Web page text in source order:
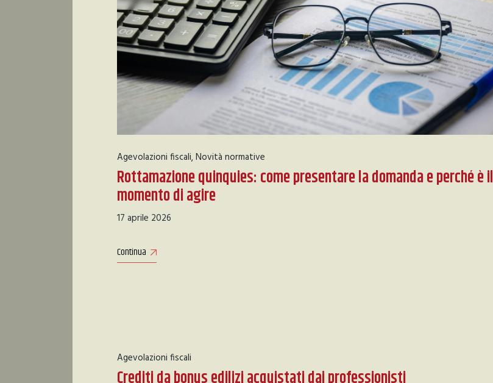
Agevolazioni fiscali Novità normative
Rottamazione quinquies: come presentare la domanda e perché è il
momento di agire
17 aprile 2026
Continua
Agevolazioni fiscali